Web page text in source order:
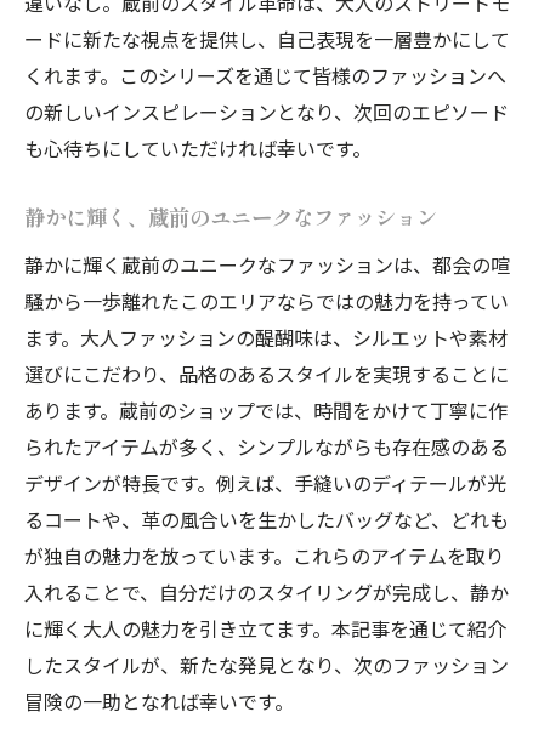
ードに新たな視点を提供し、自己表現を一層豊かにして
くれます。このシリーズを通じて皆様のファッションへ
の新しいインスピレーションとなり、次回のエピソード
も心待ちにしていただければ幸いです。
静かに輝く、蔵前のユニークなファッション
静かに輝く蔵前のユニークなファッションは、都会の喧
騒から一歩離れたこのエリアならではの魅力を持ってい
ます。大人ファッションの醍醐味は、シルエットや素材
選びにこだわり、品格のあるスタイルを実現することに
あります。蔵前のショップでは、時間をかけて丁寧に作
られたアイテムが多く、シンプルながらも存在感のある
デザインが特長です。例えば、手縫いのディテールが光
るコートや、革の風合いを生かしたバッグなど、どれも
が独自の魅力を放っています。これらのアイテムを取り
入れることで、自分だけのスタイリングが完成し、静か
に輝く大人の魅力を引き立てます。本記事を通じて紹介
したスタイルが、新たな発見となり、次のファッション
冒険の一助となれば幸いです。